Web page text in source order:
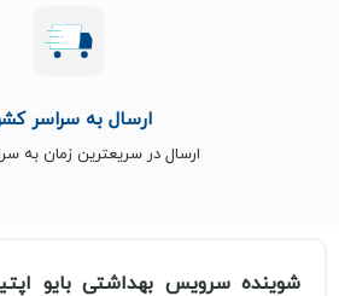
ارسال به سراسر
ارسال در سریعترین زمان به